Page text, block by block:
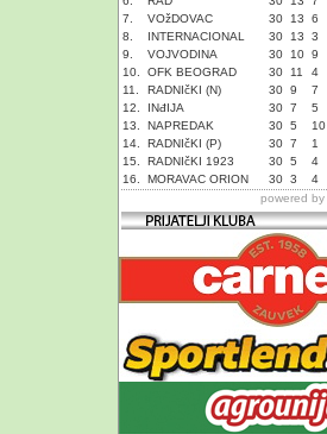
7.
VOžDOVAC 30 13 6
8.
INTERNACIONAL 30 13 3
9.
VOJVODINA 30 10 9
10.
OFK BEOGRAD 30 11 4
11.
RADNIčKI (N) 30 9 7
12.
INđIJA 30 7 5
13.
NAPREDAK 30 5 10
14.
RADNIčKI (P) 30 7 1
15.
RADNIčKI 1923 30 5 4
16.
MORAVAC ORION 30 3 4
powered by